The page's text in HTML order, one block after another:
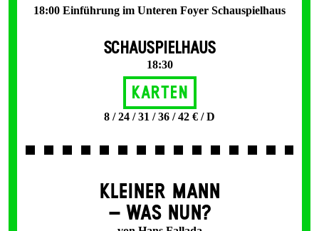
18:00 Einführung im Unteren Foyer Schauspielhaus
SCHAUSPIELHAUS
18:30
Karten
8 / 24 / 31 / 36 / 42 € / D
KLEINER MANN
– WAS NUN?